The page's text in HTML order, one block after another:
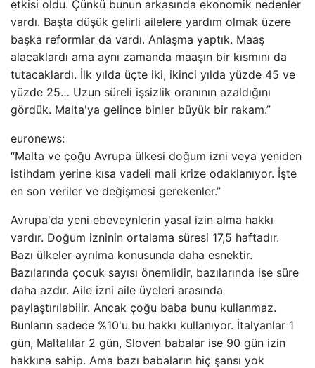
etkisi oldu. Çünkü bunun arkasında ekonomik nedenler
vardı. Başta düşük gelirli ailelere yardım olmak üzere
başka reformlar da vardı. Anlaşma yaptık. Maaş
alacaklardı ama aynı zamanda maaşın bir kısmını da
tutacaklardı. İlk yılda üçte iki, ikinci yılda yüzde 45 ve
yüzde 25… Uzun süreli işsizlik oranının azaldığını
gördük. Malta'ya gelince binler büyük bir rakam.”
euronews:
“Malta ve çoğu Avrupa ülkesi doğum izni veya yeniden
istihdam yerine kısa vadeli mali krize odaklanıyor. İşte
en son veriler ve değişmesi gerekenler.”
Avrupa'da yeni ebeveynlerin yasal izin alma hakkı
vardır. Doğum izninin ortalama süresi 17,5 haftadır.
Bazı ülkeler ayrılma konusunda daha esnektir.
Bazılarında çocuk sayısı önemlidir, bazılarında ise süre
daha azdır. Aile izni aile üyeleri arasında
paylaştırılabilir. Ancak çoğu baba bunu kullanmaz.
Bunların sadece %10'u bu hakkı kullanıyor. İtalyanlar 1
gün, Maltalılar 2 gün, Sloven babalar ise 90 gün izin
hakkına sahip. Ama bazı babaların hiç şansı yok